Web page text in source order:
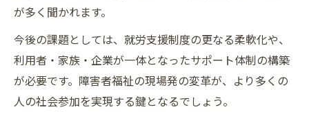
が多く聞かれます。
今後の課題としては、就労支援制度の更なる柔軟化や、
利用者・家族・企業が一体となったサポート体制の構築
が必要です。障害者福祉の現場発の変革が、より多くの
人の社会参加を実現する鍵となるでしょう。